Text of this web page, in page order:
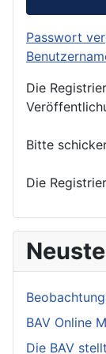
Passwort
Die
Bitte
Die
BAV Online
Die BAV